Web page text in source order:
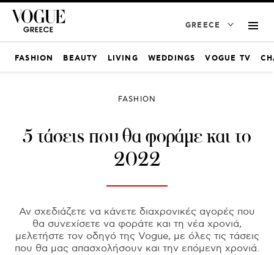
GREECE
FASHION BEAUTY LIVING WEDDINGS VOGUE TV
FASHION
5 τάσεις που θα φοράμε και το
2022
Αν σχεδιάζετε να κάνετε διαχρονικές αγορές που
θα συνεχίσετε να φοράτε και τη νέα χρονιά,
μελετήστε τον οδηγό της Vogue, με όλες τις τάσεις
που θα μας απασχολήσουν και την επόμενη χρονιά.